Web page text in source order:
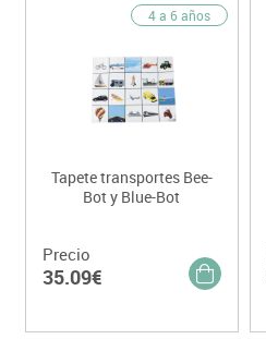
4 a 6 años
Tapete transportes Bee-
Bot y Blue-Bot
Precio
35.09€